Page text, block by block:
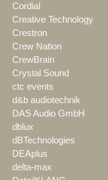
Cordial
Creative Technology
Crestron
Crew Nation
CrewBrain
Crystal Sound
ctc events
d&b audiotechnik
DAS Audio GmbH
dblux
dBTechnologies
DEAplus
delta-max